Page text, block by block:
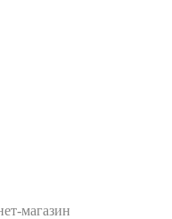
магазин